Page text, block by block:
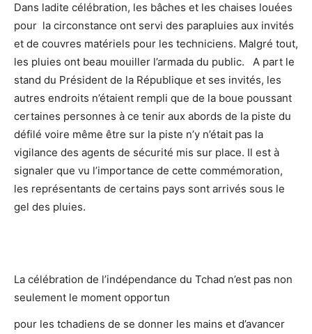
Dans ladite célébration, les bâches et les chaises louées
pour la circonstance ont servi des parapluies aux invités
et de couvres matériels pour les techniciens. Malgré tout,
les pluies ont beau mouiller l’armada du public. A part le
stand du Président de la République et ses invités, les
autres endroits n’étaient rempli que de la boue poussant
certaines personnes à ce tenir aux abords de la piste du
défilé voire même être sur la piste n’y n’était pas la
vigilance des agents de sécurité mis sur place. Il est à
signaler que vu l’importance de cette commémoration,
les représentants de certains pays sont arrivés sous le
gel des pluies.
La célébration de l’indépendance du Tchad n’est pas non
seulement le moment opportun
pour les tchadiens de se donner les mains et d’avancer